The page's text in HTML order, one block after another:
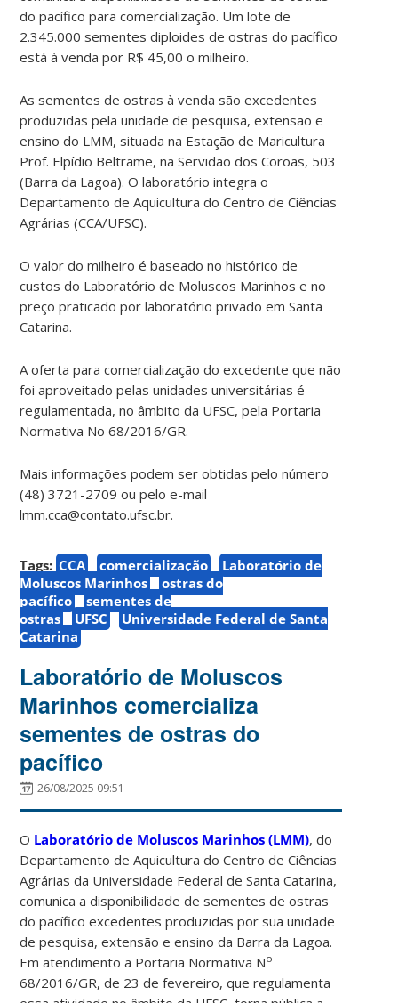
do pacífico para comercialização. Um lote de
2.345.000 sementes diploides de ostras do pacífico
está à venda por R$ 45,00 o milheiro.
As sementes de ostras à venda são excedentes
produzidas pela unidade de pesquisa, extensão e
ensino do LMM, situada na Estação de Maricultura
Prof. Elpídio Beltrame, na Servidão dos Coroas, 503
(Barra da Lagoa). O laboratório integra o
Departamento de Aquicultura do Centro de Ciências
Agrárias (CCA/UFSC).
O valor do milheiro é baseado no histórico de
custos do Laboratório de Moluscos Marinhos e no
preço praticado por laboratório privado em Santa
Catarina.
A oferta para comercialização do excedente que não
foi aproveitado pelas unidades universitárias é
regulamentada, no âmbito da UFSC, pela Portaria
Normativa No 68/2016/GR.
Mais informações podem ser obtidas pelo número
(48) 3721-2709 ou pelo e-mail
lmm.cca@contato.ufsc.br.
Tags: CCA comercialização
Laboratório de
Moluscos Marinhos
ostras do
pacífico
sementes de
ostras
UFSC
Universidade Federal de Santa
Catarina
Laboratório de Moluscos
Marinhos comercializa
sementes de ostras do
pacífico
26/08/2025 09:51
O Laboratório de Moluscos Marinhos (LMM), do
Departamento de Aquicultura do Centro de Ciências
Agrárias da Universidade Federal de Santa Catarina,
comunica a disponibilidade de sementes de ostras
do pacífico excedentes produzidas por sua unidade
de pesquisa, extensão e ensino da Barra da Lagoa.
Em atendimento a Portaria Normativa No
68/2016/GR, de 23 de fevereiro, que regulamenta